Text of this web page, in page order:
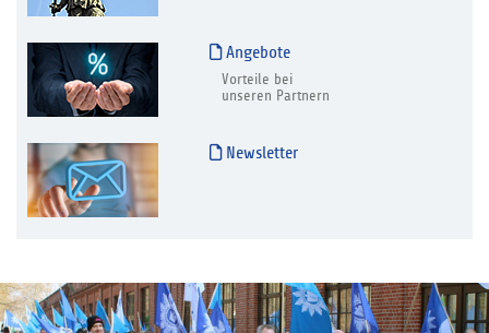
Angebote
Vorteile bei
unseren Partnern
Newsletter